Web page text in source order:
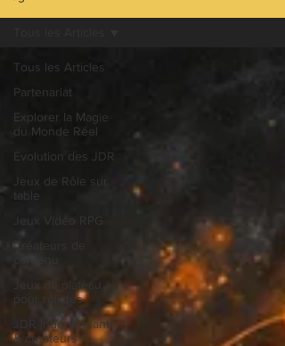
Tous les Articles
Partenariat
Explorer la Magie
du Monde Réel
Évolution des JDR
Jeux de Rôle sur
table
Jeux Vidéo RPG
Créateurs de
Jeux de plateau
pour rôlistes
JDR indépendants
& créateurs